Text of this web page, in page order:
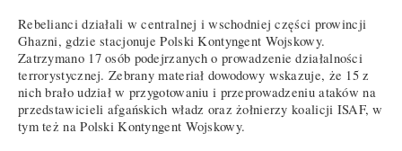
Rebelianci działali w centralnej i wschodniej części prowincji
Ghazni, gdzie stacjonuje Polski Kontyngent Wojskowy.
Zatrzymano 17 osób podejrzanych o prowadzenie działalności
terrorystycznej. Zebrany materiał dowodowy wskazuje, że 15 z
nich brało udział w przygotowaniu i przeprowadzeniu ataków na
przedstawicieli afgańskich władz oraz żołnierzy koalicji ISAF, w
tym też na Polski Kontyngent Wojskowy.